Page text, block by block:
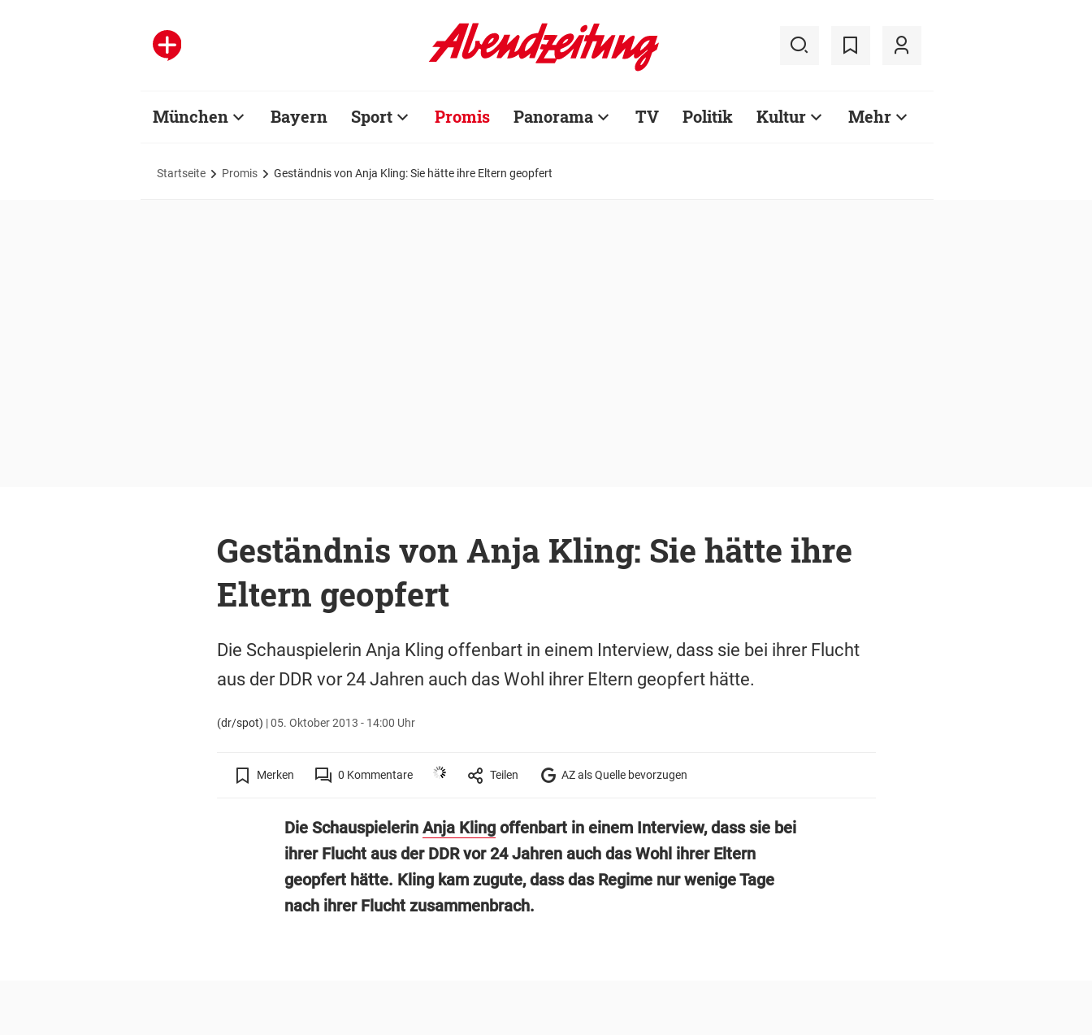
München Bayern Sport Promis Panorama TV Politik Kultur Mehr
Startseite Promis Geständnis von Anja Kling: Sie hätte ihre Eltern geopfert
Geständnis von Anja Kling: Sie hätte ihre
Eltern geopfert
Die Schauspielerin Anja Kling offenbart in einem Interview, dass sie bei ihrer Flucht
aus der DDR vor 24 Jahren auch das Wohl ihrer Eltern geopfert hätte.
(dr/spot) |05. Oktober 2013 - 14:00 Uhr
Merken 0 Kommentare Teilen AZ als Quelle bevorzugen
Die Schauspielerin Anja Klingoffenbart in einem Interview, dass sie bei
ihrer Flucht aus der DDR vor 24 Jahren auch das Wohl ihrer Eltern
geopfert hätte. Kling kam zugute, dass das Regime nur wenige Tage
nach ihrer Flucht zusammenbrach.